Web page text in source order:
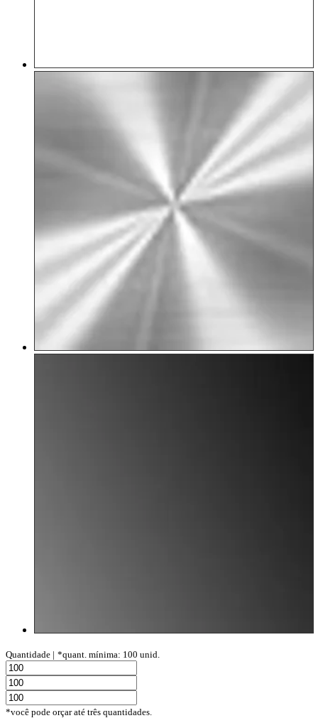
Quantidade | *quant. mínima: 100 unid.
*você pode orçar até três quantidades.